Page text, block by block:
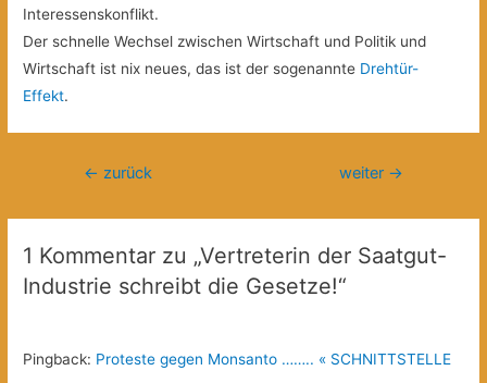
Interessenskonflikt.
Der schnelle Wechsel zwischen Wirtschaft und Politik und
Wirtschaft ist nix neues, das ist der sogenannte Drehtür-
Effekt.
Beitragsnavigation
← zurück weiter →
1 Kommentar zu „Vertreterin der Saatgut-
Industrie schreibt die Gesetze!“
Pingback: Proteste gegen Monsanto …….. « SCHNITTSTELLE